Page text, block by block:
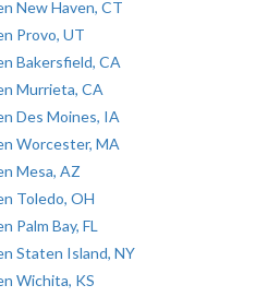
New Haven, CT
Provo, UT
Bakersfield, CA
Murrieta, CA
Des Moines, IA
Worcester, MA
Mesa, AZ
Toledo, OH
Palm Bay, FL
Staten Island, NY
Wichita, KS